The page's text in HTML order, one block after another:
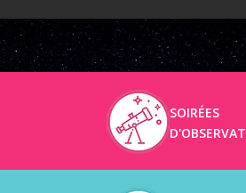
SOIRÉES